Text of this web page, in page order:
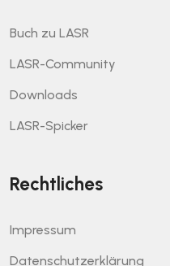
Buch zu LASR
LASR-Community
Downloads
LASR-Spicker
Rechtliches
Impressum
Datenschutzerklärung